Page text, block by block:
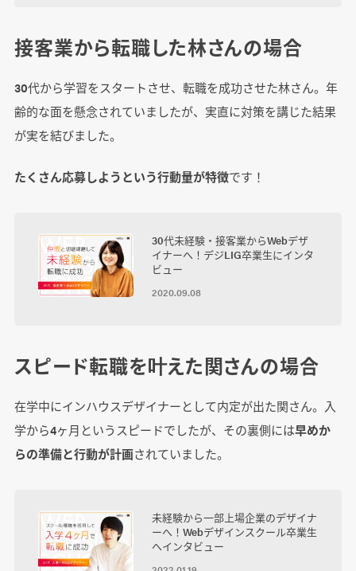
接客業から転職した林さんの場合
30代から学習をスタートさせ、転職を成功させた林さん。年
齢的な面を懸念されていましたが、実直に対策を講じた結果
が実を結びました。
たくさん応募しようという行動量が特徴です！
30代未経験・接客業からWebデザ
イナーへ！デジLIG卒業生にインタ
ビュー
2020.09.08
スピード転職を叶えた関さんの場合
在学中にインハウスデザイナーとして内定が出た関さん。入
学から4ヶ月というスピードでしたが、その裏側には早めか
らの準備と行動が計画されていました。
未経験から一部上場企業のデザイナ
ーへ！Webデザインスクール卒業生
へインタビュー